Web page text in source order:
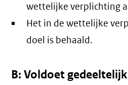
wettelijke verplichting
Het in de wettelijke
doel is behaald.
B: Voldoet gedeeltelijk